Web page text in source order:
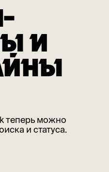
И
теперь можно
и статуса.